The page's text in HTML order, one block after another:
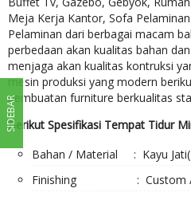
Meja Kerja Kantor, Sofa
Pelaminan dari berbagai macam
perbedaan akan kualitas bahan
menjaga akan kualitas kontruksi
mesin produksi yang modern
pembuatan furniture berkualitas
Berikut Spesifikasi Tempat Tidur
Bahan / Material : Kayu Jati(
Finishing : Custom / (
SIDEBAR